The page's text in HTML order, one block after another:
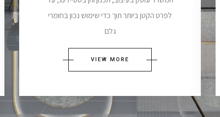
לפרט הקטן ביותר תוך כדי שימוש נכון בחומרי
גלם
VIEW MORE